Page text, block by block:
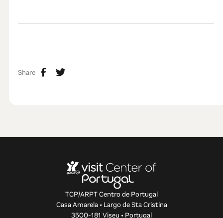
Share
TCP/ARPT Centro de Portugal
Casa Amarela • Largo de Sta Cristina
3500-181 Viseu • Portugal